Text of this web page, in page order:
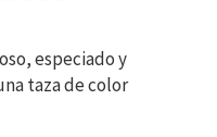
especiado y
taza de color